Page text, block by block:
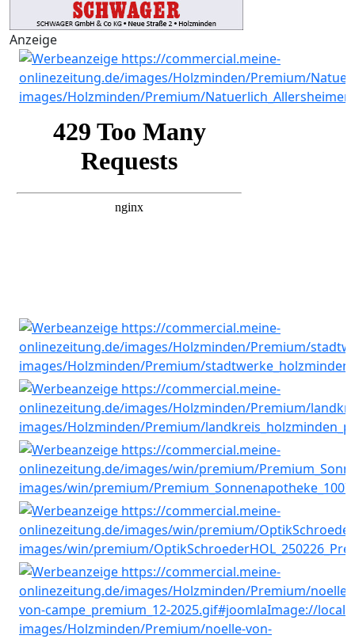
Anzeige